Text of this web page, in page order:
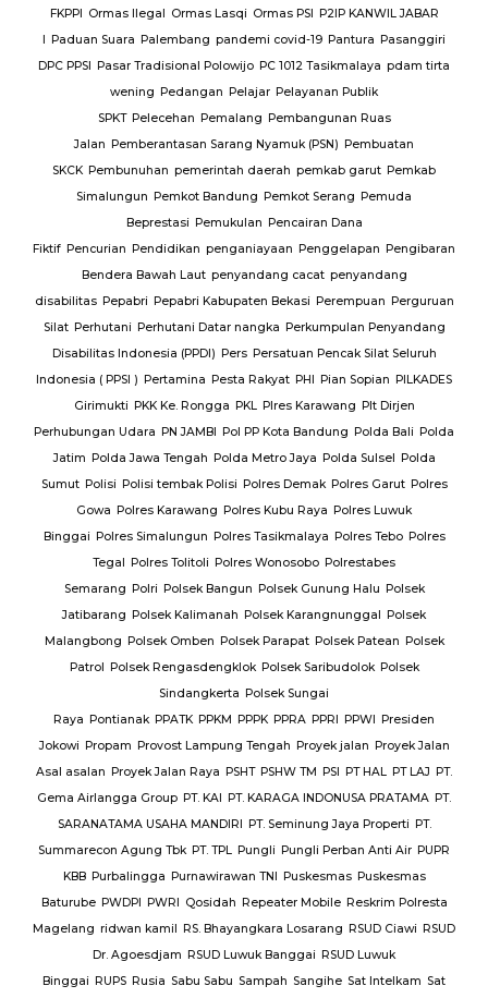
FKPPI Ormas Ilegal Ormas Lasqi Ormas PSI P2IP KANWIL JABAR
I Paduan Suara Palembang pandemi covid-19 Pantura Pasanggiri
DPC PPSI Pasar Tradisional Polowijo PC 1012 Tasikmalaya pdam tirta
wening Pedangan Pelajar Pelayanan Publik
SPKT Pelecehan Pemalang Pembangunan Ruas
Jalan Pemberantasan Sarang Nyamuk (PSN) Pembuatan
SKCK Pembunuhan pemerintah daerah pemkab garut Pemkab
Simalungun Pemkot Bandung Pemkot Serang Pemuda
Beprestasi Pemukulan Pencairan Dana
Fiktif Pencurian Pendidikan penganiayaan Penggelapan Pengibaran
Bendera Bawah Laut penyandang cacat penyandang
disabilitas Pepabri Pepabri Kabupaten Bekasi Perempuan Perguruan
Silat Perhutani Perhutani Datar nangka Perkumpulan Penyandang
Disabilitas Indonesia (PPDI) Pers Persatuan Pencak Silat Seluruh
Indonesia ( PPSI ) Pertamina Pesta Rakyat PHI Pian Sopian PILKADES
Girimukti PKK Ke. Rongga PKL Plres Karawang Plt Dirjen
Perhubungan Udara PN JAMBI Pol PP Kota Bandung Polda Bali Polda
Jatim Polda Jawa Tengah Polda Metro Jaya Polda Sulsel Polda
Sumut Polisi Polisi tembak Polisi Polres Demak Polres Garut Polres
Gowa Polres Karawang Polres Kubu Raya Polres Luwuk
Binggai Polres Simalungun Polres Tasikmalaya Polres Tebo Polres
Tegal Polres Tolitoli Polres Wonosobo Polrestabes
Semarang Polri Polsek Bangun Polsek Gunung Halu Polsek
Jatibarang Polsek Kalimanah Polsek Karangnunggal Polsek
Malangbong Polsek Omben Polsek Parapat Polsek Patean Polsek
Patrol Polsek Rengasdengklok Polsek Saribudolok Polsek
Sindangkerta Polsek Sungai
Raya Pontianak PPATK PPKM PPPK PPRA PPRI PPWI Presiden
Jokowi Propam Provost Lampung Tengah Proyek jalan Proyek Jalan
Asal asalan Proyek Jalan Raya PSHT PSHW TM PSI PT HAL PT LAJ PT.
Gema Airlangga Group PT. KAI PT. KARAGA INDONUSA PRATAMA PT.
SARANATAMA USAHA MANDIRI PT. Seminung Jaya Properti PT.
Summarecon Agung Tbk PT. TPL Pungli Pungli Perban Anti Air PUPR
KBB Purbalingga Purnawirawan TNI Puskesmas Puskesmas
Baturube PWDPI PWRI Qosidah Repeater Mobile Reskrim Polresta
Magelang ridwan kamil RS. Bhayangkara Losarang RSUD Ciawi RSUD
Dr. Agoesdjam RSUD Luwuk Banggai RSUD Luwuk
Binggai RUPS Rusia Sabu Sabu Sampah Sangihe Sat Intelkam Sat